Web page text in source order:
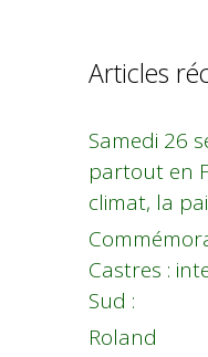
Articles
Samedi 26
partout en
climat, la
Castres :
Sud :
Roland